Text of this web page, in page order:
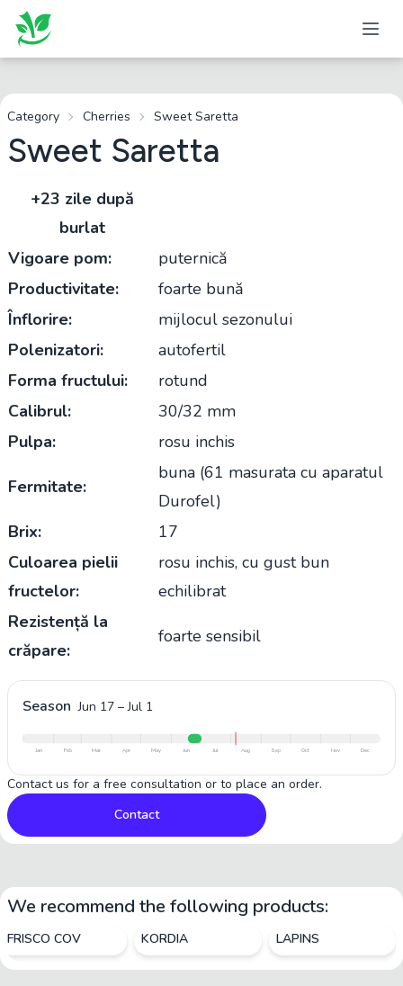
Category Cherries Sweet Saretta
Sweet Saretta
+23 zile după
burlat
Vigoare pom:
puternică
Productivitate:
foarte bună
Înflorire:
mijlocul sezonului
Polenizatori:
autofertil
Forma fructului:
rotund
Calibrul:
30/32 mm
Pulpa:
rosu inchis
Fermitate:
buna (61 masurata cu aparatul
Durofel)
Brix:
17
Culoarea pielii
fructelor:
rosu inchis, cu gust bun
echilibrat
Rezistență la
crăpare:
foarte sensibil
Season Jun 17 –Jul 1
Jan Feb Mar Apr May Jun Jul Aug Sep Oct Nov Dec
Contact us for a free consultation or to place an order.
Contact
We recommend the following products:
FRISCO COV KORDIA LAPINS